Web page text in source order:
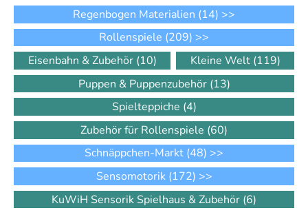
Regenbogen Materialien (14) >>
Rollenspiele (209) >>
Eisenbahn & Zubehör (10) Kleine Welt (119)
Puppen & Puppenzubehör (13)
Spielteppiche (4)
Zubehör für Rollenspiele (60)
Schnäppchen-Markt (48) >>
Sensomotorik (172) >>
KuWiH Sensorik Spielhaus & Zubehör (6)